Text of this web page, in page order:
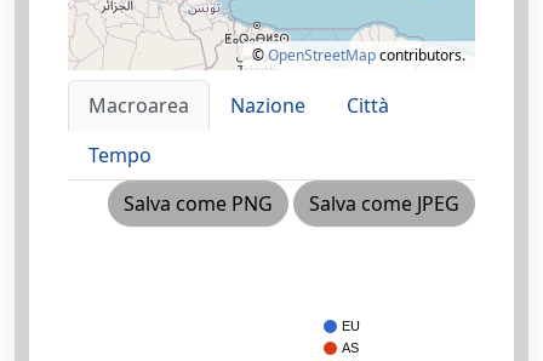
©OpenStreetMapcontributors.
Macroarea Nazione
Città
Tempo
Salva come PNG
Salva come JPEG
EU
AS